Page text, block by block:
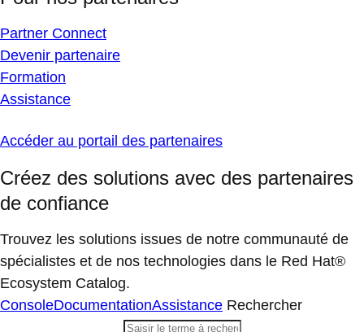
Partner Connect
Devenir partenaire
Formation
Assistance
Accéder au portail des partenaires
Créez des solutions avec des partenaires
de confiance
Trouvez les solutions issues de notre communauté de
spécialistes et de nos technologies dans le Red Hat®
Ecosystem Catalog.
ConsoleDocumentationAssistance Rechercher